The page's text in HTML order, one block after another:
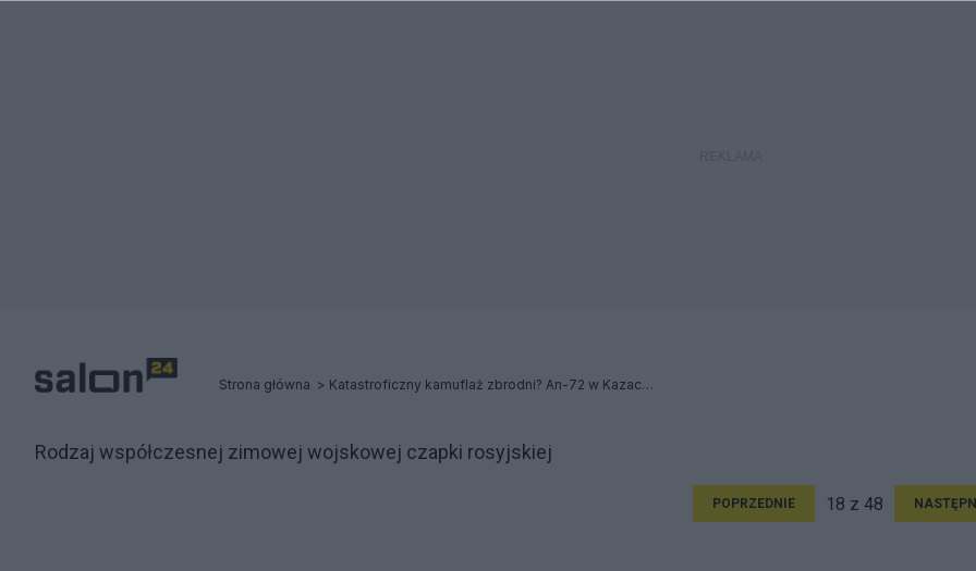
Strona główna Katastroficzny kamuflaż zbrodni? An-72 w Kazachstanie
Rodzaj współczesnej zimowej wojskowej czapki rosyjskiej
POPRZEDNIE 18 z 48